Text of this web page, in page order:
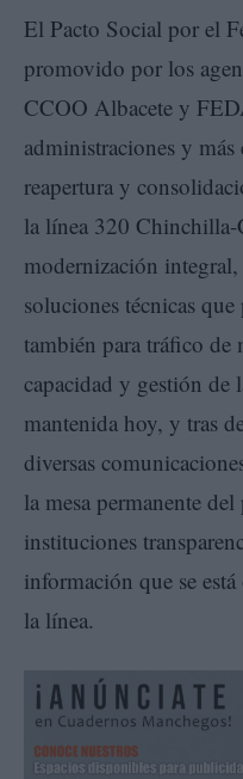
El Pacto Social por el
promovido por los
CCOO Albacete y
administraciones y
reapertura y
la línea 320 Chinchilla-
modernización
soluciones técnicas
también para tráfico de
capacidad y gestión
mantenida hoy, y tras
diversas
la mesa permanente
instituciones
información que se
la línea.